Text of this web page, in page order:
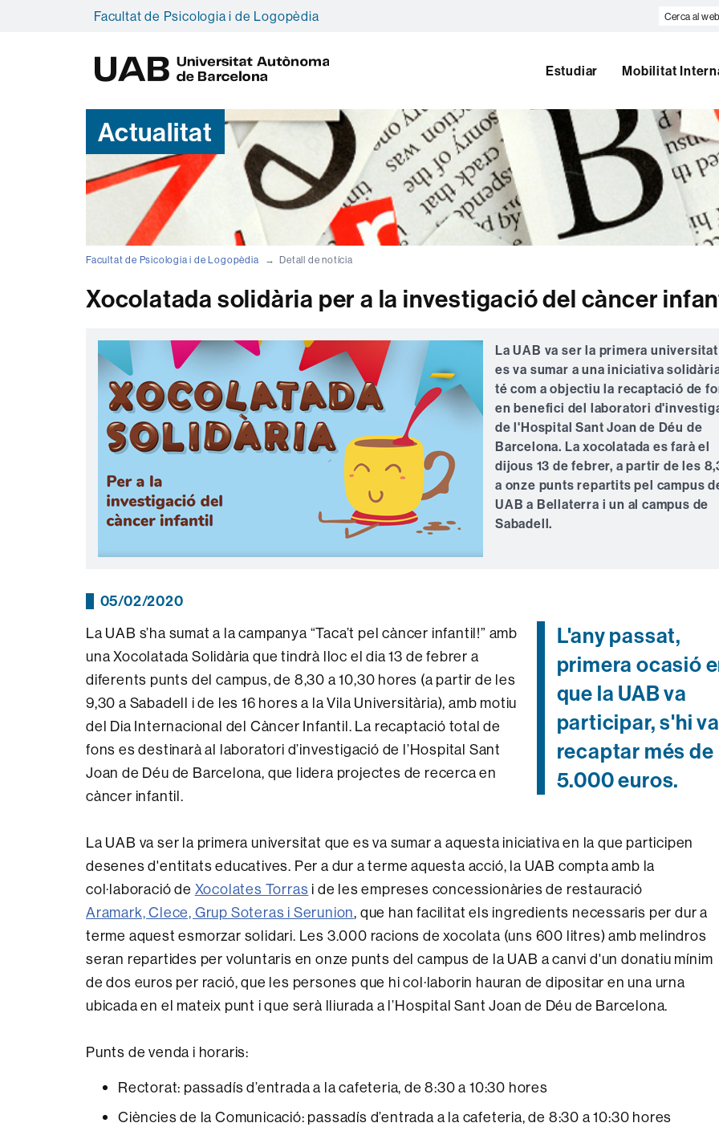
Facultat de Psicologia i de Logopèdia
Cerca
A
Estudiar Mobilitat
Actualitat
Facultat de Psicologia i de Logopèdia Detall de notícia
Xocolatada solidària per a la investigació del càncer
La UAB va ser la primera
es va sumar a una iniciativa
té com a objectiu la recaptació de
en benefici del laboratori
de l'Hospital Sant Joan de Déu de
Barcelona. La xocolatada es farà el
dijous 13 de febrer, a partir de les
a onze punts repartits pel campus
UAB a Bellaterra i un al campus de
Sabadell.
05/02/2020
L'any passat,
primera ocasió
que la UAB va
participar, s'hi
recaptar més de
5.000 euros.
La UAB s’ha sumat a la campanya “Taca’t pel càncer infantil!” amb
una Xocolatada Solidària que tindrà lloc el dia 13 de febrer a
diferents punts del campus, de 8,30 a 10,30 hores (a partir de les
9,30 a Sabadell i de les 16 hores a la Vila Universitària), amb motiu
del Dia Internacional del Càncer Infantil. La recaptació total de
fons es destinarà al laboratori d’investigació de l’Hospital Sant
Joan de Déu de Barcelona, que lidera projectes de recerca en
càncer infantil.
La UAB va ser la primera universitat que es va sumar a aquesta iniciativa en la que participen
desenes d'entitats educatives. Per a dur a terme aquesta acció, la UAB compta amb la
col·laboració de Xocolates Torras i de les empreses concessionàries de restauració
Aramark, Clece, Grup Soteras i Serunion, que han facilitat els ingredients necessaris per dur a
terme aquest esmorzar solidari. Les 3.000 racions de xocolata (uns 600 litres) amb melindros
seran repartides per voluntaris en onze punts del campus de la UAB a canvi d'un donatiu mínim
de dos euros per ració, que les persones que hi col·laborin hauran de dipositar en una urna
ubicada en el mateix punt i que serà lliurada a l’Hospital Sant Joan de Déu de Barcelona.
Punts de venda i horaris:
Rectorat: passadís d’entrada a la cafeteria, de 8:30 a 10:30 hores
Ciències de la Comunicació: passadís d’entrada a la cafeteria, de 8:30 a 10:30 hores